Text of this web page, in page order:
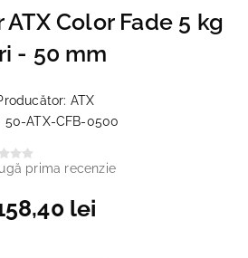
Color Fade 5 kg
- 50 mm
ATX
50-ATX-CFB-0500
prima recenzie
lei